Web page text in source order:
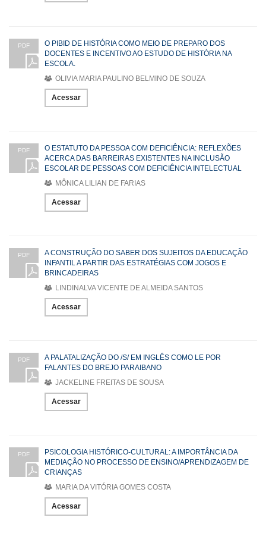
PDF
O PIBID DE HISTÓRIA COMO MEIO DE PREPARO DOS
DOCENTES E INCENTIVO AO ESTUDO DE HISTÓRIA NA
ESCOLA.
OLIVIA MARIA PAULINO BELMINO DE SOUZA
Acessar
PDF
O ESTATUTO DA PESSOA COM DEFICIÊNCIA: REFLEXÕES
ACERCA DAS BARREIRAS EXISTENTES NA INCLUSÃO
ESCOLAR DE PESSOAS COM DEFICIÊNCIA INTELECTUAL
MÔNICA LILIAN DE FARIAS
Acessar
PDF
A CONSTRUÇÃO DO SABER DOS SUJEITOS DA EDUCAÇÃO
INFANTIL A PARTIR DAS ESTRATÉGIAS COM JOGOS E
BRINCADEIRAS
LINDINALVA VICENTE DE ALMEIDA SANTOS
Acessar
PDF
A PALATALIZAÇÃO DO /S/ EM INGLÊS COMO LE POR
FALANTES DO BREJO PARAIBANO
JACKELINE FREITAS DE SOUSA
Acessar
PDF
PSICOLOGIA HISTÓRICO-CULTURAL: A IMPORTÂNCIA DA
MEDIAÇÃO NO PROCESSO DE ENSINO/APRENDIZAGEM DE
CRIANÇAS
MARIA DA VITÓRIA GOMES COSTA
Acessar